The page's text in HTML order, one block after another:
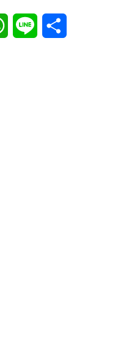
WhatsApp
Line